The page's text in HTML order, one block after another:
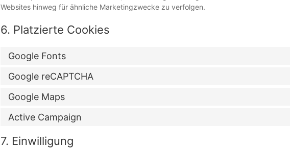
Websites hinweg für ähnliche Marketingzwecke zu verfolgen.
6. Platzierte Cookies
Google Fonts
Google reCAPTCHA
Google Maps
Active Campaign
7. Einwilligung